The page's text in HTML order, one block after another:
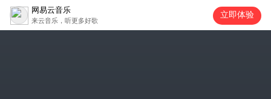
网易云音乐
来云音乐，听更多好歌
立即体验